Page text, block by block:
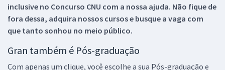
inclusive no Concurso CNU com a nossa ajuda. Não fique de
fora dessa, adquira nossos cursos e busque a vaga com
que tanto sonhou no meio público.
Gran também é Pós-graduação
Com apenas um clique, você escolhe a sua Pós-graduação e